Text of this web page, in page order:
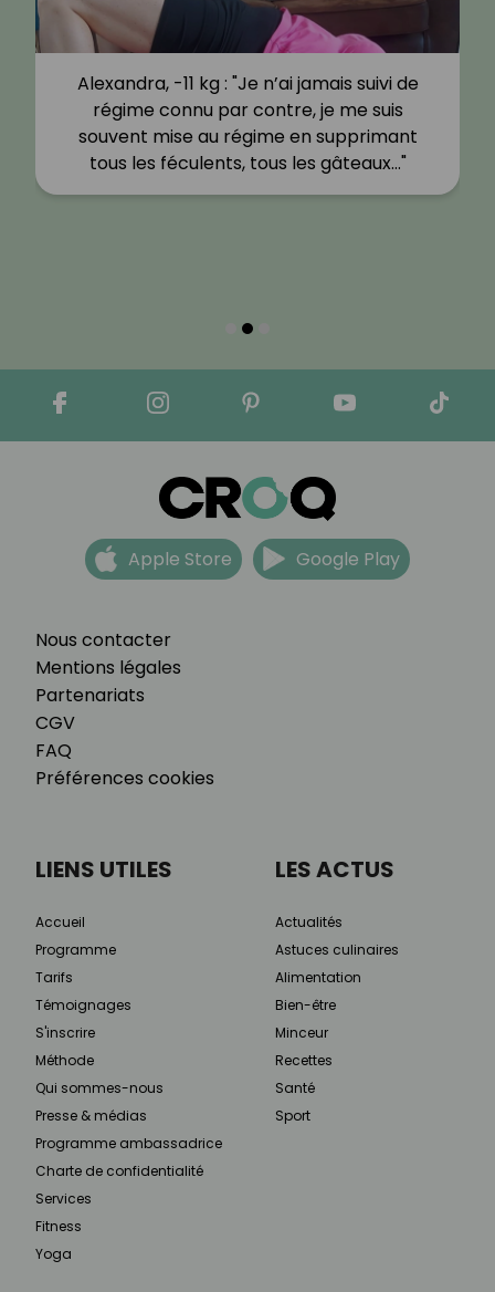
Alexandra, -11 kg : "Je n’ai jamais suivi de
régime connu par contre, je me suis
souvent mise au régime en supprimant
tous les féculents, tous les gâteaux…"
Nous contacter
Mentions légales
Partenariats
CGV
FAQ
Préférences cookies
Apple Store Google Play
LIENS UTILES
Accueil
Programme
Tarifs
Témoignages
S'inscrire
Méthode
Qui sommes-nous
Presse & médias
Programme ambassadrice
Charte de confidentialité
Services
Fitness
Yoga
LES ACTUS
Actualités
Astuces culinaires
Alimentation
Bien-être
Minceur
Recettes
Santé
Sport